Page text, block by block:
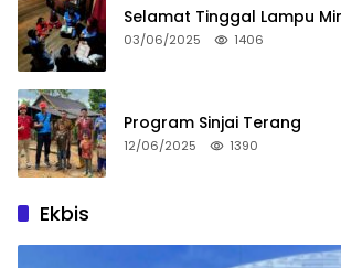
Selamat Tinggal Lampu
03/06/2025 1406
Program Sinjai Terang
12/06/2025 1390
Ekbis